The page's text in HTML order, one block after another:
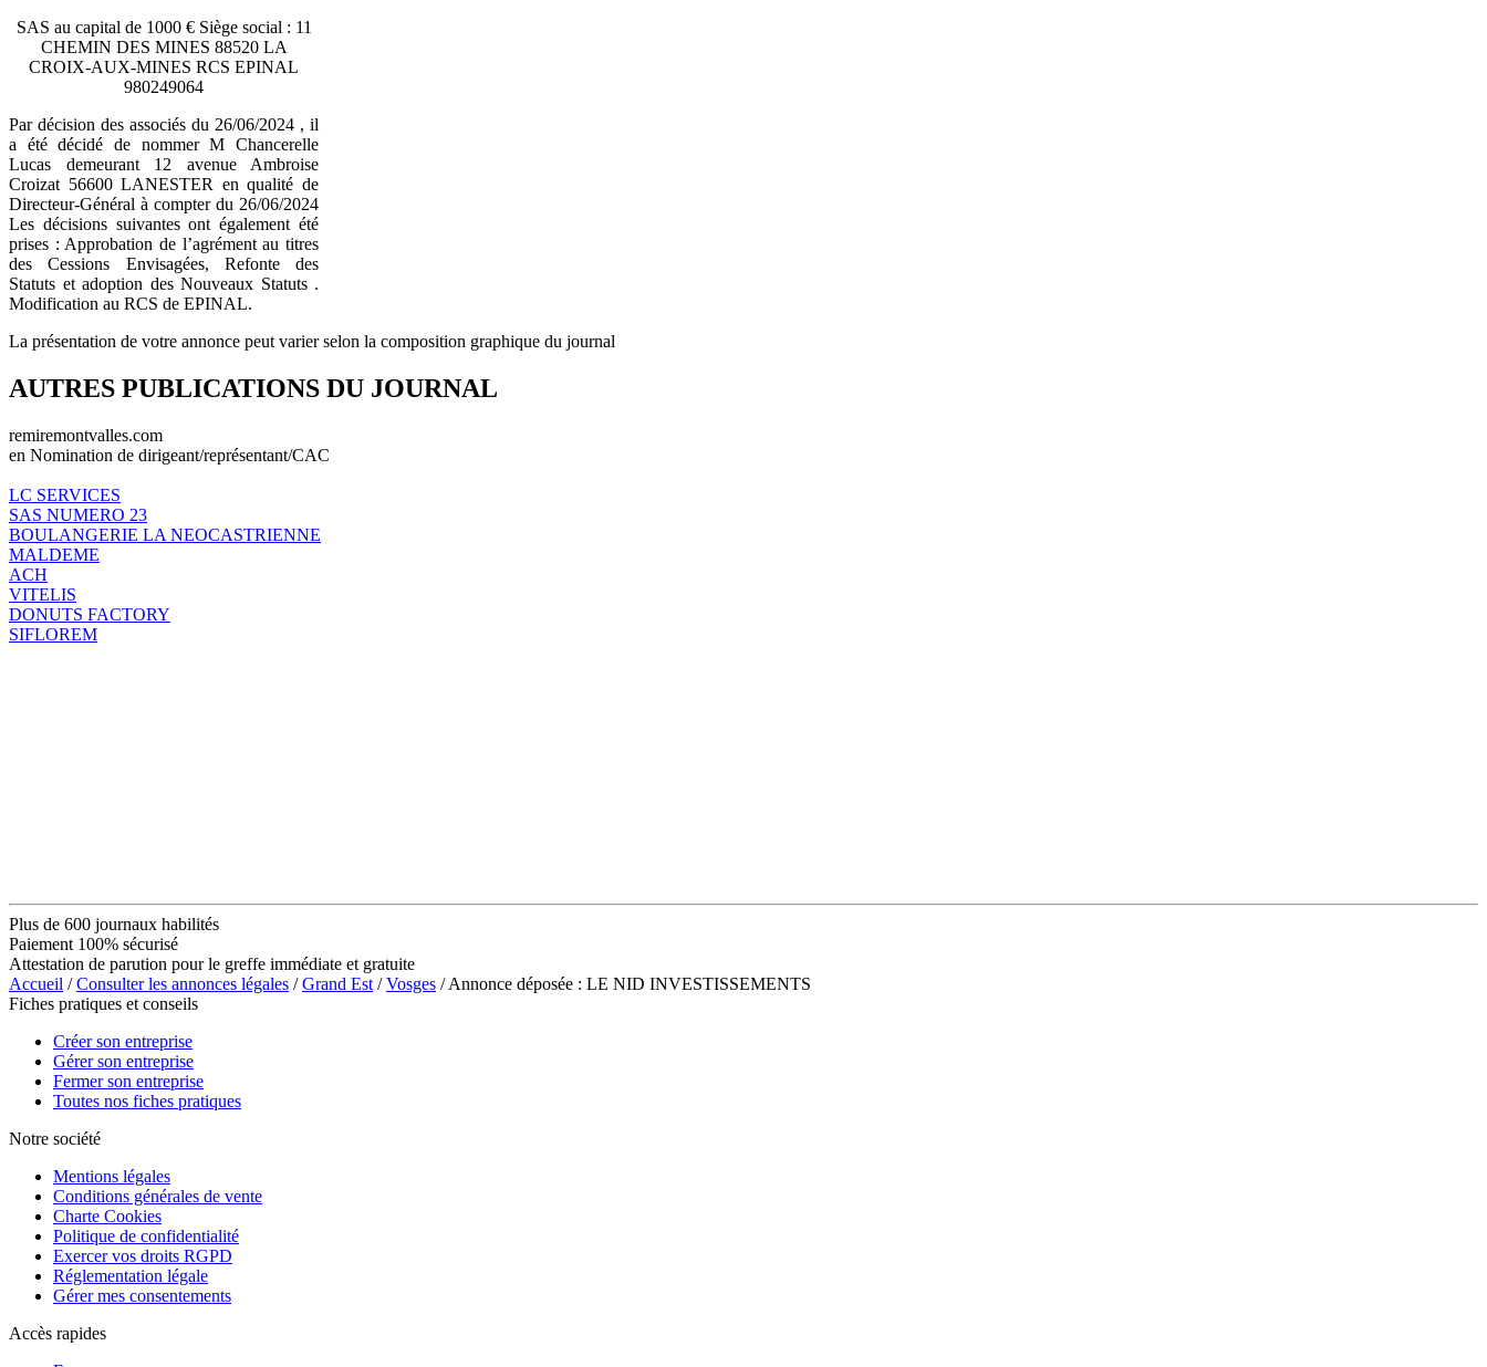
SAS au capital de 1000 € Siège social : 11
CHEMIN DES MINES 88520 LA
CROIX-AUX-MINES RCS EPINAL
980249064
Par décision des associés du 26/06/2024 , il
a été décidé de nommer M Chancerelle
Lucas demeurant 12 avenue Ambroise
Croizat 56600 LANESTER en qualité de
Directeur-Général à compter du 26/06/2024
Les décisions suivantes ont également été
prises : Approbation de l’agrément au titres
des Cessions Envisagées, Refonte des
Statuts et adoption des Nouveaux Statuts .
Modification au RCS de EPINAL.
La présentation de votre annonce peut varier selon la composition graphique du journal
AUTRES PUBLICATIONS DU JOURNAL
remiremontvalles.com
en Nomination de dirigeant/représentant/CAC
LC SERVICES
SAS NUMERO 23
BOULANGERIE LA NEOCASTRIENNE
MALDEME
ACH
VITELIS
DONUTS FACTORY
SIFLOREM
Plus de 600 journaux habilités
Paiement 100% sécurisé
Attestation de parution pour le greffe immédiate et gratuite
Accueil /Consulter les annonces légales /Grand Est /Vosges / Annonce déposée : LE NID INVESTISSEMENTS
Fiches pratiques et conseils
Créer son entreprise
Gérer son entreprise
Fermer son entreprise
Toutes nos fiches pratiques
Notre société
Mentions légales
Conditions générales de vente
Charte Cookies
Politique de confidentialité
Exercer vos droits RGPD
Réglementation légale
Gérer mes consentements
Accès rapides